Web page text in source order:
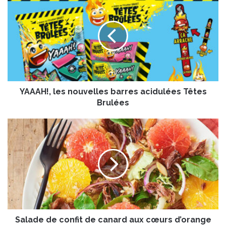
e
u
v
e
l
e
s
b
a
YAAAH!, les nouvelles barres acidulées Têtes
Brulées
S
a
l
a
e
d
e
c
Salade de confit de canard aux cœurs d’orange